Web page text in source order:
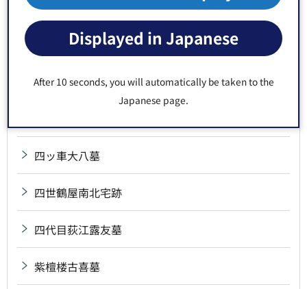
Displayed in Japanese
After 10 seconds, you will automatically be taken to the
Japanese page.
三代・四代・六代若松墓
三沢局墓
三野村利左衛門宅跡
四ッ車大八墓
四世鶴屋南北宅跡
四代目荻江露友墓
紫檀楼古喜墓